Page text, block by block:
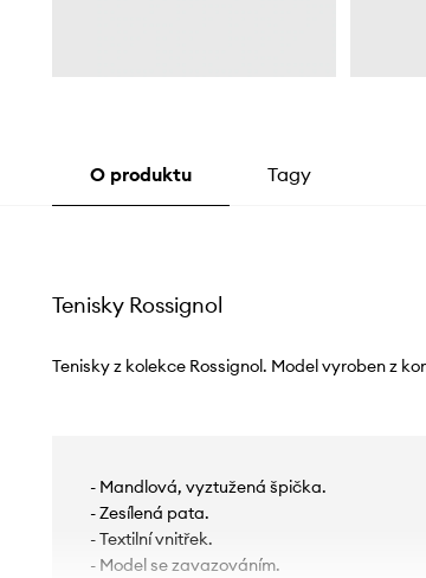
O produktu Tagy
Tenisky Rossignol
Tenisky z kolekce Rossignol. Model vyroben z
- Mandlová, vyztužená špička.
- Zesílená pata.
- Textilní vnitřek.
- Model se zavazováním.